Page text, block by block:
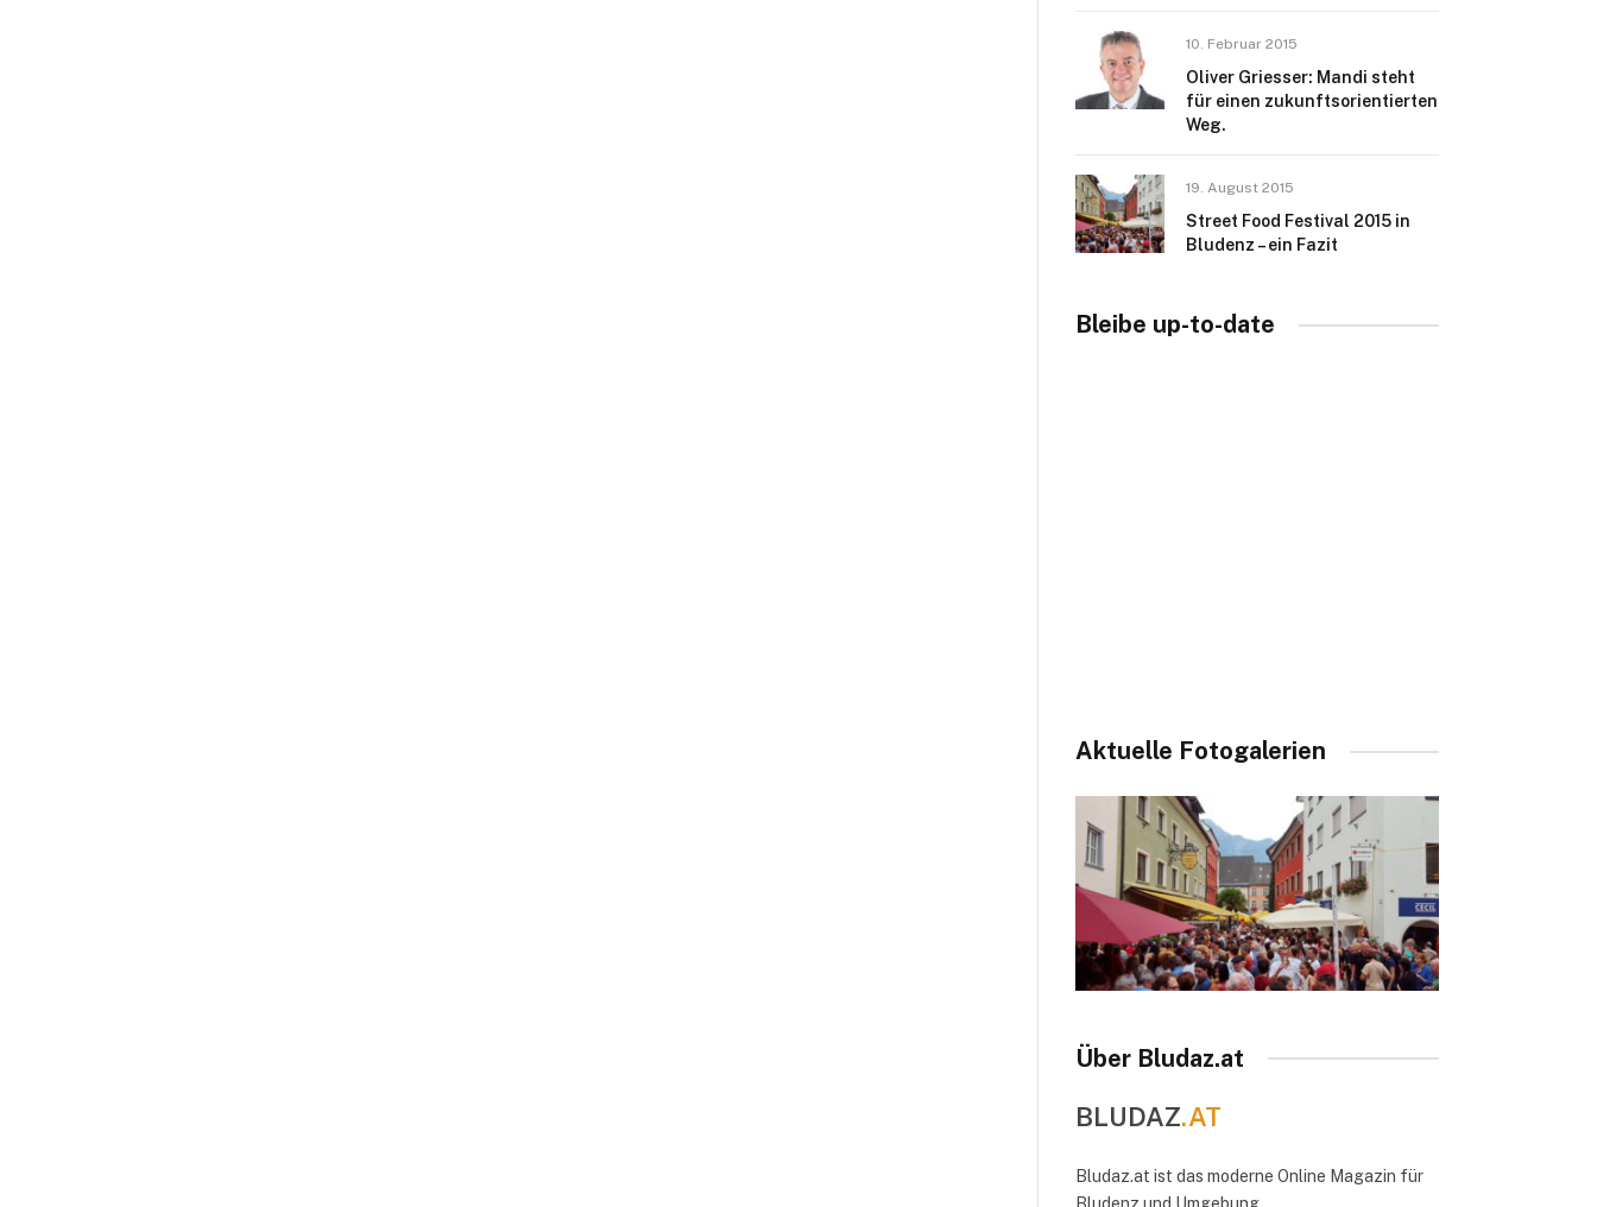
10. Februar 2015
Oliver Griesser: Mandi steht
für einen zukunftsorientierten
Weg.
19. August 2015
Street Food Festival 2015 in
Bludenz – ein Fazit
Bleibe up-to-date
Aktuelle Fotogalerien
Über Bludaz.at
BLUDAZ.AT
Bludaz.at ist das moderne Online Magazin für
Bludenz und Umgebung.